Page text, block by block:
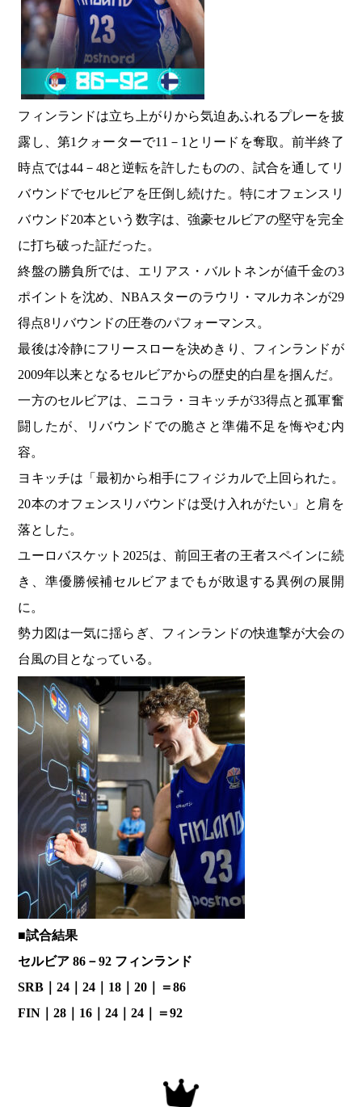
フィンランドは立ち上がりから気迫あふれるプレーを披
露し、第1クォーターで11－1とリードを奪取。前半終了
時点では44－48と逆転を許したものの、試合を通してリ
バウンドでセルビアを圧倒し続けた。特にオフェンスリ
バウンド20本という数字は、強豪セルビアの堅守を完全
に打ち破った証だった。
終盤の勝負所では、エリアス・バルトネンが値千金の3
ポイントを沈め、NBAスターのラウリ・マルカネンが29
得点8リバウンドの圧巻のパフォーマンス。
最後は冷静にフリースローを決めきり、フィンランドが
2009年以来となるセルビアからの歴史的白星を掴んだ。
一方のセルビアは、ニコラ・ヨキッチが33得点と孤軍奮
闘したが、リバウンドでの脆さと準備不足を悔やむ内
容。
ヨキッチは「最初から相手にフィジカルで上回られた。
20本のオフェンスリバウンドは受け入れがたい」と肩を
落とした。
ユーロバスケット2025は、前回王者の王者スペインに続
き、準優勝候補セルビアまでもが敗退する異例の展開
に。
勢力図は一気に揺らぎ、フィンランドの快進撃が大会の
台風の目となっている。
■試合結果
セルビア 86－92 フィンランド
SRB｜24｜24｜18｜20｜＝86
FIN｜28｜16｜24｜24｜＝92